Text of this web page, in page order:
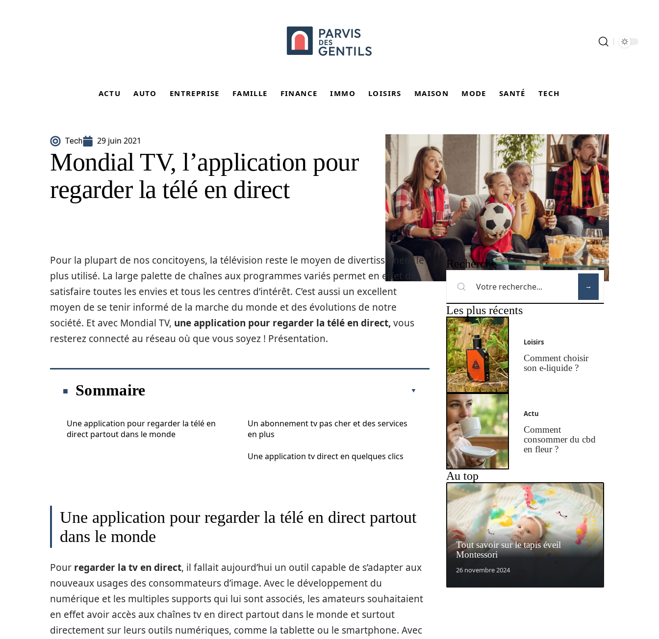
ACTU AUTO ENTREPRISE FAMILLE FINANCE IMMO LOISIRS MAISON MODE SANTÉ TECH
Tech 29 juin 2021
Mondial TV, l’application pour
regarder la télé en direct
Pour la plupart de nos concitoyens, la télévision reste le moyen de divertissement le
plus utilisé. La large palette de chaînes aux programmes variés permet en effet de
satisfaire toutes les envies et tous les centres d’intérêt. C’est aussi un excellent
moyen de se tenir informé de la marche du monde et des évolutions de notre
société. Et avec Mondial TV, une application pour regarder la télé en direct,vous
resterez connecté au réseau où que vous soyez ! Présentation.
Sommaire
Une application pour regarder la télé en
direct partout dans le monde
Un abonnement tv pas cher et des services
en plus
Une application tv direct en quelques clics
Une application pour regarder la télé en direct partout
dans le monde
Pour regarder la tv en direct, il fallait aujourd’hui un outil capable de s’adapter aux
nouveaux usages des consommateurs d’image. Avec le développement du
numérique et les multiples supports qui lui sont associés, les amateurs souhaitaient
en effet avoir accès aux chaînes tv en direct partout dans le monde et surtout
directement sur leurs outils numériques, comme la tablette ou le smartphone. Avec
Recherche
Les plus récents
Loisirs
Comment choisir
son e-liquide ?
Actu
Comment
consommer du cbd
en fleur ?
Au top
Tout savoir sur le tapis éveil
Montessori
26 novembre 2024